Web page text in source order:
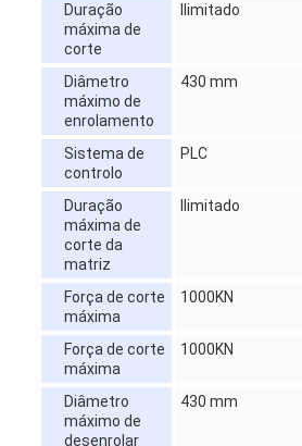
Duração
máxima de
corte
Ilimitado
Diâmetro
máximo de
enrolamento
430 mm
Sistema de
controlo
PLC
Duração
máxima de
corte da
matriz
Ilimitado
Força de corte
máxima
1000KN
Força de corte
máxima
1000KN
Diâmetro
máximo de
desenrolar
430 mm